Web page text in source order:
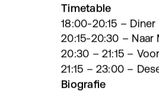
Timetable
18:00-20:15 –
20:15-20:30 – Naar
20:30 – 21:15 –
21:15 – 23:00 –
Biografie